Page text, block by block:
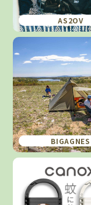
AS2OV
BIGAGNES